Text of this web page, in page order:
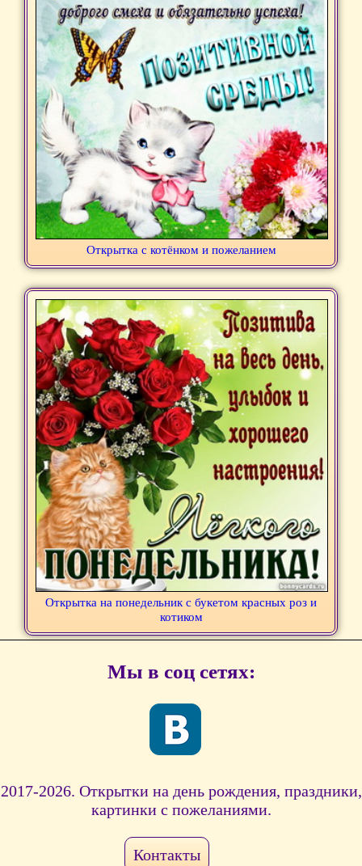
Открытка с котёнком и пожеланием
Открытка на понедельник с букетом красных роз и
котиком
Мы в соц сетях:
2017-2026. Открытки на день рождения, праздники,
картинки с пожеланиями.
Контакты